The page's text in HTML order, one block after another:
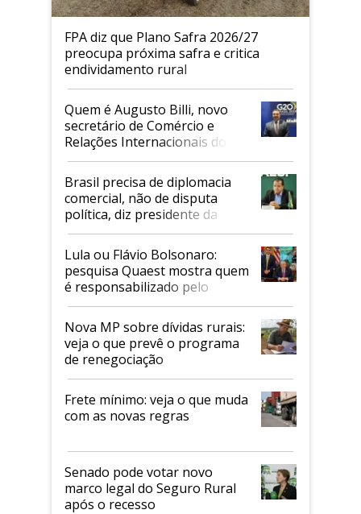
FPA diz que Plano Safra 2026/27
preocupa próxima safra e critica
endividamento rural
Quem é Augusto Billi, novo
secretário de Comércio e
Relações Internacionais do
Mapa
Brasil precisa de diplomacia
comercial, não de disputa
política, diz presidente da
Faesp
Lula ou Flávio Bolsonaro:
pesquisa Quaest mostra quem
é responsabilizado pelo
tarifaço dos EUA
Nova MP sobre dívidas rurais:
veja o que prevê o programa
de renegociação
Frete mínimo: veja o que muda
com as novas regras
Senado pode votar novo
marco legal do Seguro Rural
após o recesso